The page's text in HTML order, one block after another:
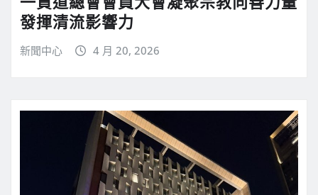
發揮清流影響力
新聞中心 4 月 20, 2026